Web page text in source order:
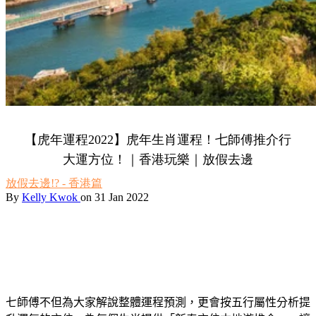
【虎年運程2022】虎年生肖運程！七師傅推介行
大運方位！｜香港玩樂｜放假去邊
放假去邊!? - 香港篇
By Kelly Kwok on 31 Jan 2022
七師傅不但為大家解說整體運程預測，更會按五行屬性分析提